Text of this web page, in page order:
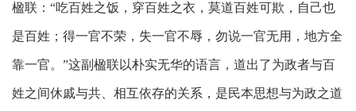
楹联：“吃百姓之饭，穿百姓之衣，莫道百姓可欺，自己也
是百姓；得一官不荣，失一官不辱，勿说一官无用，地方全
靠一官。”这副楹联以朴实无华的语言，道出了为政者与百
姓之间休戚与共、相互依存的关系，是民本思想与为政之道